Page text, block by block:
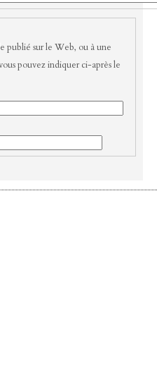
publié sur le Web, ou à une
pouvez indiquer ci-après le